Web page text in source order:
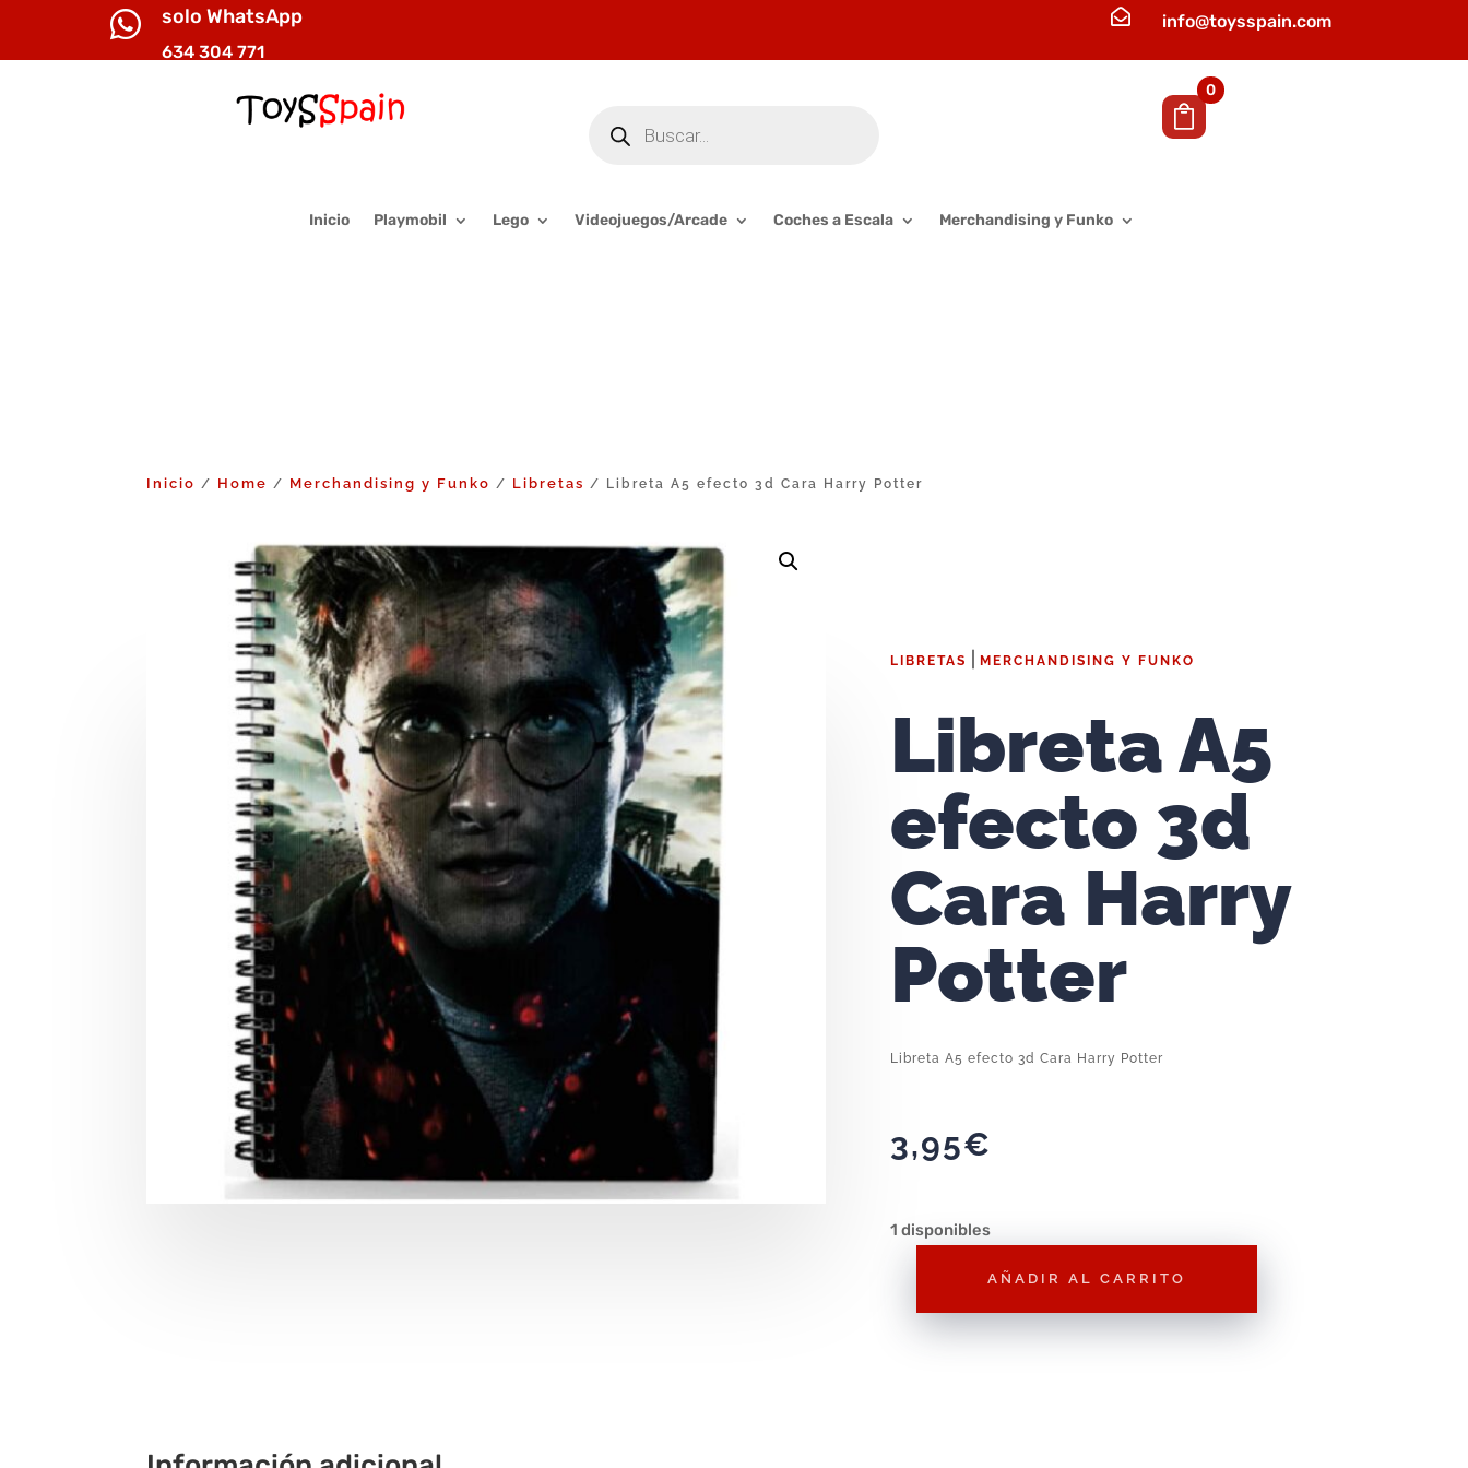
 solo WhatsApp
634 304 771
 info@toysspain.com
productos
0
Inicio Playmobil Lego Videojuegos/Arcade Coches a Escala Merchandising y Funko
Inicio / Home / Merchandising y Funko / Libretas / Libreta A5 efecto 3d Cara Harry Potter
LIBRETAS MERCHANDISING Y FUNKO
Libreta A5
efecto 3d
Cara Harry
Potter
Libreta A5 efecto 3d Cara Harry Potter
3,95€
1 disponibles
AÑADIR AL CARRITO